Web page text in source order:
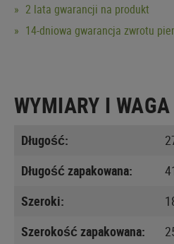
2 lata gwarancji na produkt
14-dniowa gwarancja zwrotu
WYMIARY I
Długość:
Długość zapakowana:
Szeroki:
Szerokość zapakowana: